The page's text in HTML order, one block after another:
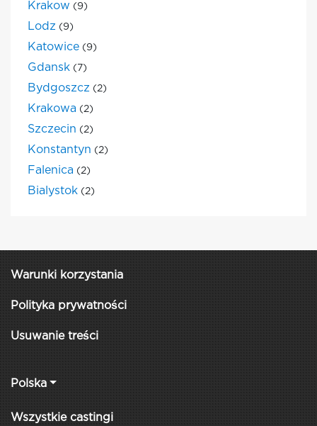
Krakow (9)
Lodz (9)
Katowice (9)
Gdansk (7)
Bydgoszcz (2)
Krakowa (2)
Szczecin (2)
Konstantyn (2)
Falenica (2)
Bialystok (2)
Warunki korzystania
Polityka prywatności
Usuwanie treści
Polska
Wszystkie castingi